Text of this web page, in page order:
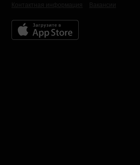
Контактная информация
Вакансии